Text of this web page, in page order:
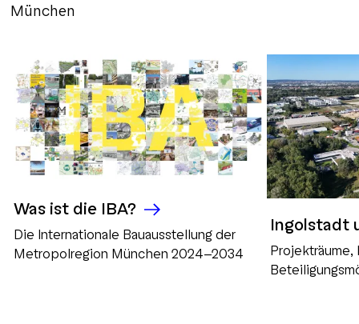
München
Was ist die IBA?
Die Internationale Bauausstellung der
Metropolregion München 2024-2034
Ingolstadt